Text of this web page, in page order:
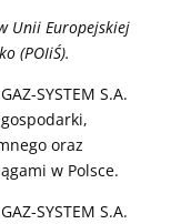
Unii Europejskiej
(POIiŚ).
SYSTEM S.A.
oraz
w Polsce.
SYSTEM S.A.